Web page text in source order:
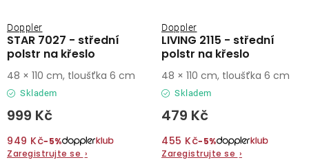
STAR 7027 - střední
polstr na křeslo
Doppler
Skladem
999 Kč
949 Kč−5%
Zaregistrujte se ›
48 × 110 cm, tloušťka 6 cm
LIVING 2115 - střední
polstr na křeslo
Doppler
Skladem
479 Kč
455 Kč−5%
Zaregistrujte se ›
48 × 110 cm, tloušťka 6 cm